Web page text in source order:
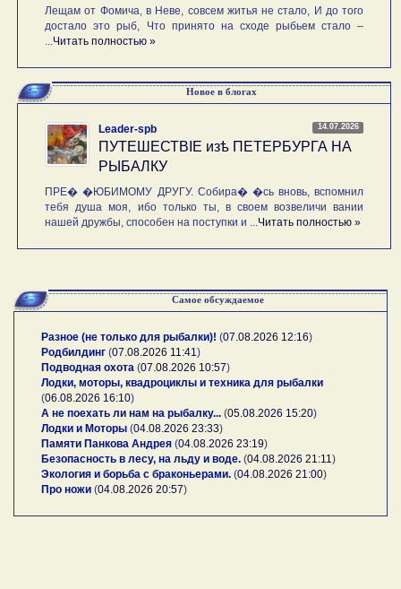
Лещам от Фомича, в Неве, совсем житья не стало, И до того
достало это рыб, Что принято на сходе рыбьем стало –
Читать полностью »
Новое в блогах
14.07.2026
Leader-spb
ПУТЕШЕСТВIE изѣ ПЕТЕРБУРГА НА
РЫБАЛКУ
ПРЕ� �ЮБИМОМУ ДРУГУ. Собира� �сь вновь, вспомнил
тебя душа моя, ибо только ты, в своем возвеличи вании
нашей дружбы, способен на поступки и ... Читать полностью »
Самое обсуждаемое
Разное (не только для рыбалки)! (07.08.2026 12:16)
Родбилдинг (07.08.2026 11:41 )
Подводная охота (07.08.2026 10:57)
Лодки, моторы, квадроциклы и техника для рыбалки
(06.08.2026 16:10)
А не поехать ли нам на рыбалку... (05.08.2026 15:20)
Лодки и Моторы (04.08.2026 23:33)
Памяти Панкова Андрея (04.08.2026 23:19)
Безопасность в лесу, на льду и воде. (04.08.2026 21:11 )
Экология и борьба с браконьерами. (04.08.2026 21:00)
Про ножи (04.08.2026 20:57)